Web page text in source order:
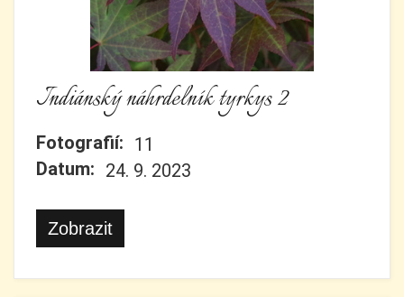
Indiánský náhrdelník tyrkys 2
Fotografií: 11
Datum: 24. 9. 2023
Zobrazit